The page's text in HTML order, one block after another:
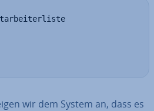
wir dem System an, dass es